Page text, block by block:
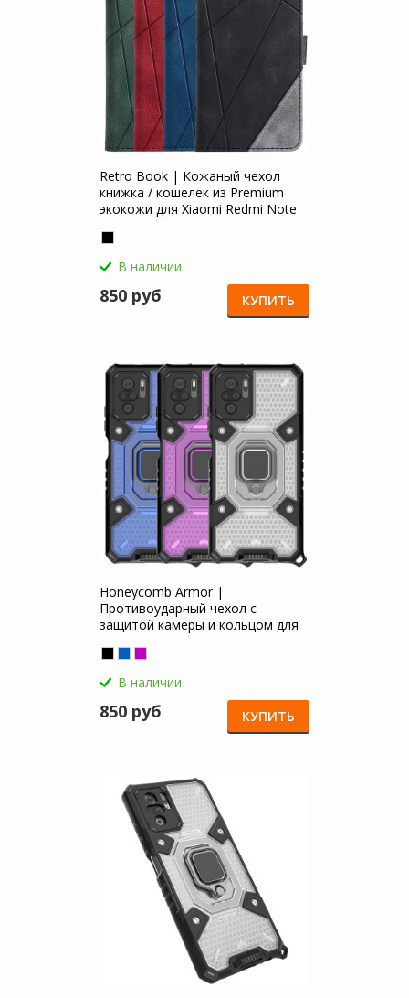
Retro Book | Кожаный чехол
книжка / кошелек из Premium
экокожи для Xiaomi Redmi Note
В наличии
850 руб КУПИТЬ
Honeycomb Armor |
Противоударный чехол с
защитой камеры и кольцом для
В наличии
850 руб КУПИТЬ